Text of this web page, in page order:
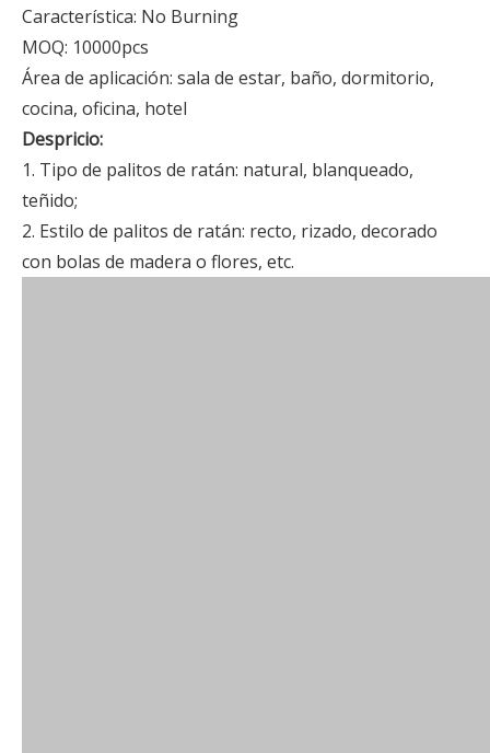
Característica: No Burning
MOQ: 10000pcs
Área de aplicación: sala de estar, baño, dormitorio,
cocina, oficina, hotel
Despricio:
1. Tipo de palitos de ratán: natural, blanqueado,
teñido;
2. Estilo de palitos de ratán: recto, rizado, decorado
con bolas de madera o flores, etc.